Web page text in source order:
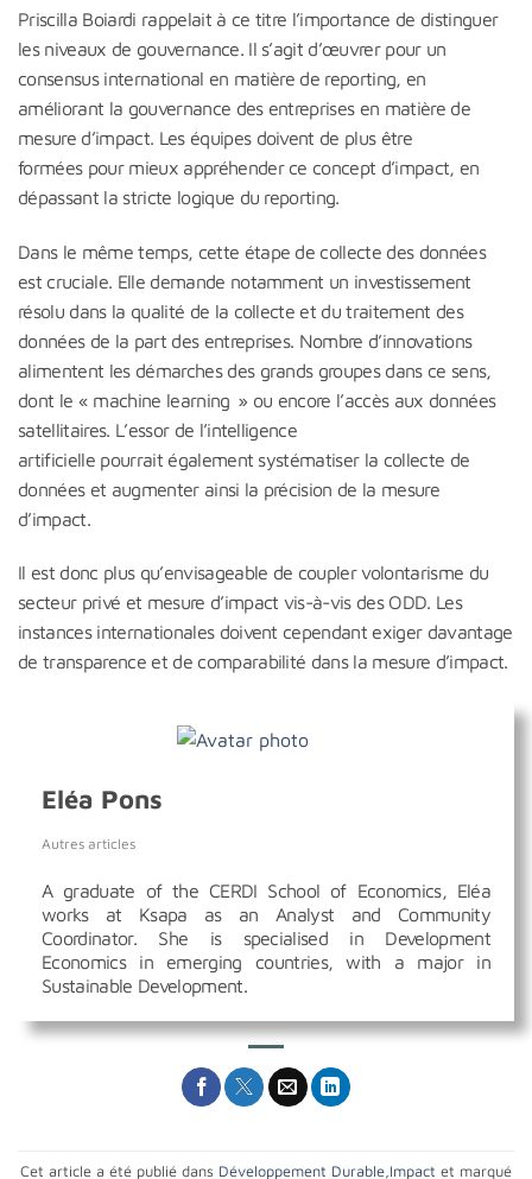
Priscilla Boiardi rappelait à ce titre l’importance de distinguer
les niveaux de gouvernance. Il s’agit d’œuvrer pour un
consensus international en matière de reporting, en
améliorant la gouvernance des entreprises en matière de
mesure d’impact. Les équipes doivent de plus être
formées pour mieux appréhender ce concept d’impact, en
dépassant la stricte logique du reporting.
Dans le même temps, cette étape de collecte des données
est cruciale. Elle demande notamment un investissement
résolu dans la qualité de la collecte et du traitement des
données de la part des entreprises. Nombre d’innovations
alimentent les démarches des grands groupes dans ce sens,
dont le « machine learning » ou encore l’accès aux données
satellitaires. L’essor de l’intelligence
artificielle pourrait également systématiser la collecte de
données et augmenter ainsi la précision de la mesure
d’impact.
Il est donc plus qu’envisageable de coupler volontarisme du
secteur privé et mesure d’impact vis-à-vis des ODD. Les
instances internationales doivent cependant exiger davantage
de transparence et de comparabilité dans la mesure d’impact.
Eléa Pons
Autres articles
A graduate of the CERDI School of Economics, Eléa
works at Ksapa as an Analyst and Community
Coordinator. She is specialised in Development
Economics in emerging countries, with a major in
Sustainable Development.
Cet article a été publié dans Développement Durable Impact et marqué